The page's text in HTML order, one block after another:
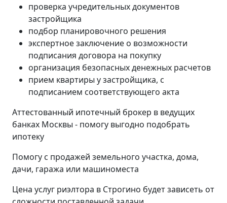
проверка учредительных документов
застройщика
подбор планировочного решения
экспертное заключение о возможности
подписания договора на покупку
организация безопасных денежных расчетов
прием квартиры у застройщика, с
подписанием соответствующего акта
Аттестованный ипотечный брокер в ведущих
банках Москвы - помогу выгодно подобрать
ипотеку
Помогу с продажей земельного участка, дома,
дачи, гаража или машиноместа
Цена услуг риэлтора в Строгино будет зависеть от